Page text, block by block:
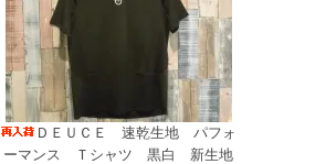
ＤＥＵＣＥ 速乾生地 パフォ
ーマンス Ｔシャツ 黒白 新生地